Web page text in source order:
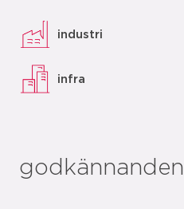
industri
infra
godkännanden